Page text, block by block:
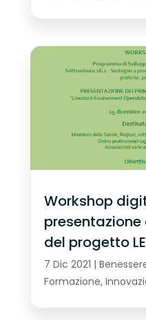
Workshop
del progetto
7 Dic 2021 |
Formazione,